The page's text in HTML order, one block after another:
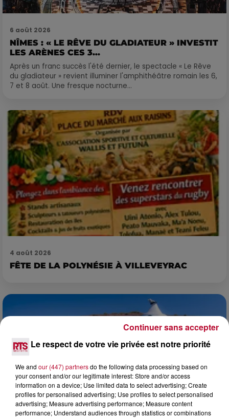
6 août 2026
NÎMES : « LE RÊVE DU GLADIATEUR » INVESTIT
LES ARÈNES CES 3...
Après un franc succès l'été dernier, le spectacle « Le Rêve
du gladiateur » revient illuminer l'amphithéâtre romain les 6,
7 et 8 août. Une fresque nocturne...
4 août 2026
FÊTE DE LA POLYNÉSIE À VILLEVEYRAC
Le respect de votre vie privée est notre priorité
We and our (447) partnersdo the following data processing based on
your consent and/or our legitimate interest: Store and/or access
information on a device; Use limited data to select advertising; Create
profiles for personalised advertising; Use profiles to select personalised
advertising; Measure advertising performance; Measure content
performance; Understand audiences through statistics or combinations
Continuer sans accepter